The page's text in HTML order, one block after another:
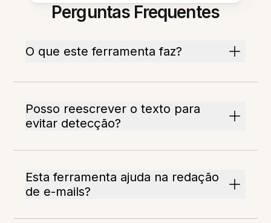
Perguntas Frequentes
O que este ferramenta faz?
Posso reescrever o texto para
evitar detecção?
Esta ferramenta ajuda na redação
de e-mails?